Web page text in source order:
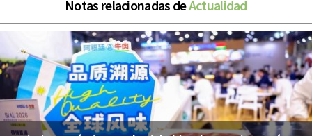
Notas relacionadas deActualidad